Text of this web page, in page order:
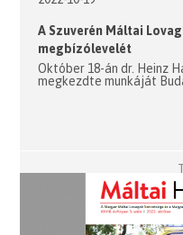
A Szuverén Máltai
megbízólevelét
Október 18-án dr. Heinz
megkezdte munkáját